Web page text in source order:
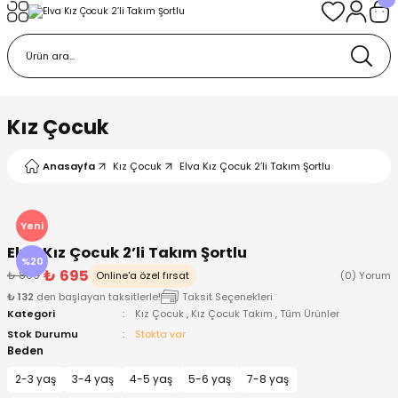
Kız Çocuk
Anasayfa Kız Çocuk Elva Kız Çocuk 2’li Takım Şortlu
Yeni
%20
Elva Kız Çocuk 2’li Takım Şortlu
₺ 869 ₺ 695 Online'a özel fırsat
(0) Yorum
₺ 132 den başlayan taksitlerle!
Taksit Seçenekleri
Kategori
Kız Çocuk , Kız Çocuk Takım ,Tüm Ürünler
Stok Durumu
Stokta var
Beden
2-3 yaş
3-4 yaş 4-5 yaş 5-6 yaş
7-8 yaş
Giyim
Bere ve Eldiven
Body
Bere ve Eldiven
Body
ve Patik
Çıkışı ve Zıbın Seti
Ürünleri